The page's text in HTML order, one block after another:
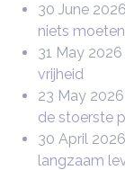
30 June 2026
niets moeten
31 May 2026
vrijheid
23 May 2026
de stoerste
30 April 2026
langzaam